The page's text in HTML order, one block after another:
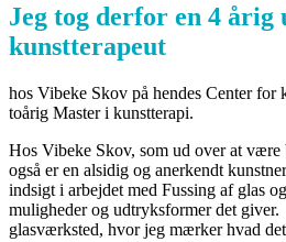
Jeg tog derfor en 4 årig
kunstterapeut
hos Vibeke Skov på hendes Center for
toårig Master i kunstterapi.
Hos Vibeke Skov, som ud over at være
også er en alsidig og anerkendt
indsigt i arbejdet med Fussing af glas
muligheder og udtryksformer det giver.
glasværksted, hvor jeg mærker hvad